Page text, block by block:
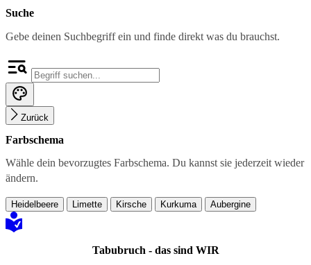
Suche
Gebe deinen Suchbegriff ein und finde direkt was du brauchst.
Zurück
Farbschema
Wähle dein bevorzugtes Farbschema. Du kannst sie jederzeit wieder
ändern.
Heidelbeere Limette Kirsche Kurkuma Aubergine
Tabubruch - das sind WIR